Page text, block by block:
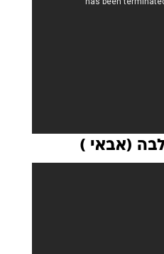
(אבאי )